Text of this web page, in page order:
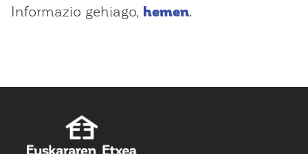
Informazio gehiago, hemen.